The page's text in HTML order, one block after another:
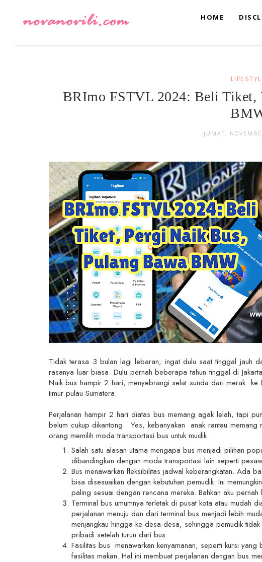
HOME
BRImo FSTVL 2024: Beli Tiket,
JUMAT,
Tidak terasa 3 bulan lagi lebaran, ingat dulu saat tinggal jauh
rasanya luar biasa. Dulu pernah beberapa tahun tinggal di
Naik bus hampir 2 hari, menyebrangi selat sunda dari merak ke
timur pulau Sumatera.
Perjalanan hampir 2 hari diatas bus memang agak lelah, tapi
belum cukup dikantong. Yes, kebanyakan anak rantau memang
orang memilih moda transportasi bus untuk mudik:
Salah satu alasan utama mengapa bus menjadi pilihan
dibandingkan dengan moda transportasi lain seperti
Bus menawarkan fleksibilitas jadwal keberangkatan. Ada
bisa disesuaikan dengan kebutuhan pemudik. Ini
paling sesuai dengan rencana mereka. Bahkan aku
Terminal bus umumnya terletak di pusat kota atau mudah
perjalanan menuju dan dari terminal bus menjadi lebih
menjangkau hingga ke desa-desa, sehingga pemudik
pribadi setelah turun dari bus.
Fasilitas bus menawarkan kenyamanan, seperti kursi
fasilitas makan. Hal ini membuat perjalanan dengan bus